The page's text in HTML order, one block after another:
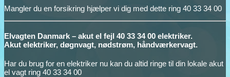
Mangler du en forsikring hjælper vi dig med dette ring 40 33 34 00
Elvagten Danmark – akut el fejl 40 33 34 00 elektriker.
Akut elektriker, døgnvagt, nødstrøm, håndværkervagt.
Har du brug for en elektriker nu kan du altid ringe til din lokale akut
el vagt ring 40 33 34 00